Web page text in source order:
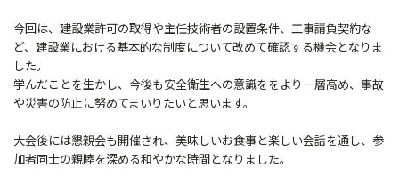
今回は、建設業許可の取得や主任技術者の設置条件、工事請負契約な
ど、建設業における基本的な制度について改めて確認する機会となりま
した。
学んだことを生かし、今後も安全衛生への意識ををより一層高め、事故
や災害の防止に努めてまいりたいと思います。
大会後には懇親会も開催され、美味しいお食事と楽しい会話を通し、参
加者同士の親睦を深める和やかな時間となりました。